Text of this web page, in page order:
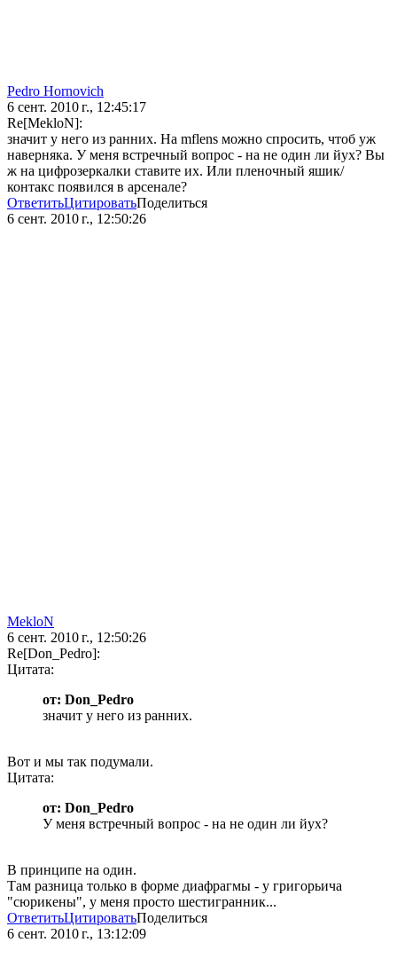
Pedro Hornovich
6 сент. 2010 г., 12:45:17
Re[MekloN]:
значит у него из ранних. На mflens можно спросить, чтоб уж
наверняка. У меня встречный вопрос - на не один ли йух? Вы
ж на цифрозеркалки ставите их. Или пленочный яшик/
контакс появился в арсенале?
ОтветитьЦитироватьПоделиться
6 сент. 2010 г., 12:50:26
MekloN
6 сент. 2010 г., 12:50:26
Re[Don_Pedro]:
Цитата:
от: Don_Pedro
значит у него из ранних.
Вот и мы так подумали.
Цитата:
от: Don_Pedro
У меня встречный вопрос - на не один ли йух?
В принципе на один.
Там разница только в форме диафрагмы - у григорьича
"сюрикены", у меня просто шестигранник...
ОтветитьЦитироватьПоделиться
6 сент. 2010 г., 13:12:09